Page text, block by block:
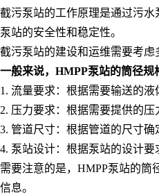
截污泵站的工作原理是通过污
泵站的安全性和稳定性。
截污泵站的建设和运维需要考虑
一般来说， HMPP泵站的筒径规
1. 流量要求：根据需要输送的
2. 压力要求：根据需要提供的
3. 管道尺寸：根据管道的尺寸
4. 泵站设计：根据泵站的设计
需要注意的是，HMPP泵站的筒
信息。